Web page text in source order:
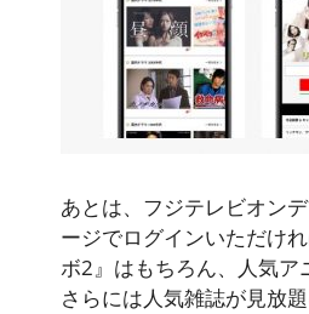
あとは、フジテレビオン
ージでログインいただけ
ボ2』はもちろん、人気ア
さらには人気雑誌が見放題